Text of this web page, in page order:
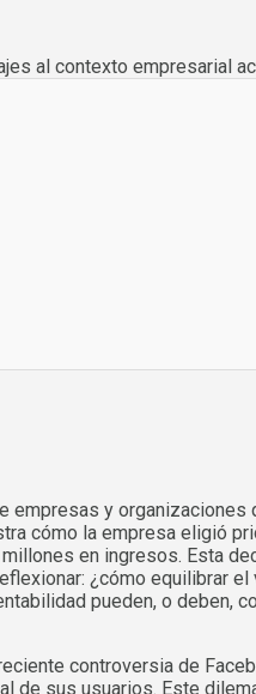
empresas y organizaciones
cómo la empresa eligió
en ingresos. Esta
¿cómo equilibrar
pueden, o deben,
controversia de
de sus usuarios. Este